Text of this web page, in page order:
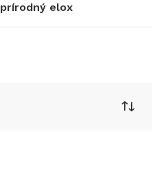
prírodný elox